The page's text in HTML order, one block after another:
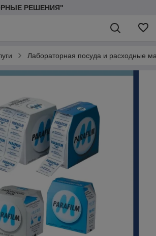
РЕШЕНИЯ"
Лабораторная посуда и расходные